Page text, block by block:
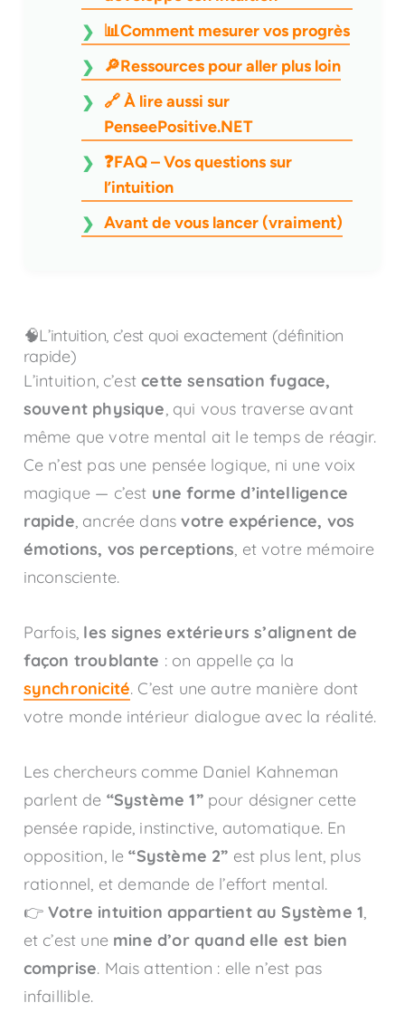
📊Comment mesurer vos progrès
🔎Ressources pour aller plus loin
🔗 À lire aussi sur
PenseePositive.NET
❓FAQ – Vos questions sur
l’intuition
Avant de vous lancer (vraiment)
🧠L’intuition, c’est quoi exactement (définition
rapide)
L’intuition, c’estcette sensation fugace,
souvent physique, qui vous traverse avant
même que votre mental ait le temps de réagir.
Ce n’est pas une pensée logique, ni une voix
magique — c’est une forme d’intelligence
rapide, ancrée dansvotre expérience, vos
émotions, vos perceptions, et votre mémoire
inconsciente.
Parfois, les signes extérieurs s’alignent de
façon troublante : on appelle ça la
synchronicité. C’est une autre manière dont
votre monde intérieur dialogue avec la réalité.
Les chercheurs comme Daniel Kahneman
parlent de “Système 1”pour désigner cette
pensée rapide, instinctive, automatique. En
opposition, le“Système 2” est plus lent, plus
rationnel, et demande de l’effort mental.
👉Votre intuition appartient au Système 1,
et c’est une mine d’or quand elle est bien
comprise. Mais attention : elle n’est pas
infaillible.